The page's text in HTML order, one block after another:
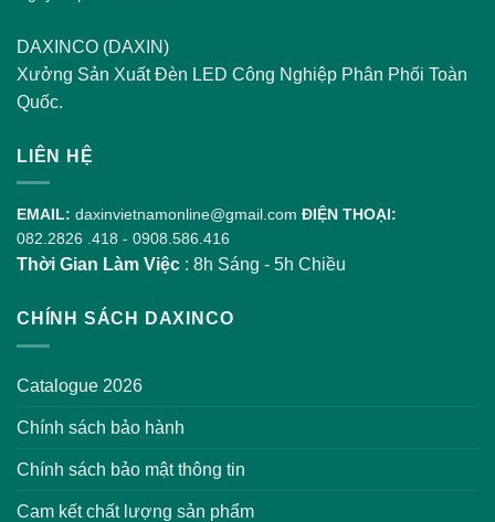
DAXINCO (DAXIN)
Xưởng Sản Xuất Đèn LED Công Nghiệp Phân Phối Toàn
Quốc.
LIÊN HỆ
EMAIL: daxinvietnamonline@gmail.com ĐIỆN THOẠI:
082.2826 .418 - 0908.586.416
Thời Gian Làm Việc : 8h Sáng - 5h Chiều
CHÍNH SÁCH DAXINCO
Catalogue 2026
Chính sách bảo hành
Chính sách bảo mật thông tin
Cam kết chất lượng sản phẩm